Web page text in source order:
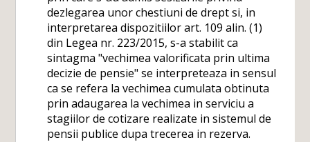
dezlegarea unor chestiuni de drept si, in
interpretarea dispozitiilor art. 109 alin. (1)
din Legea nr. 223/2015, s-a stabilit ca
sintagma "vechimea valorificata prin ultima
decizie de pensie" se interpreteaza in sensul
ca se refera la vechimea cumulata obtinuta
prin adaugarea la vechimea in serviciu a
stagiilor de cotizare realizate in sistemul de
pensii publice dupa trecerea in rezerva.